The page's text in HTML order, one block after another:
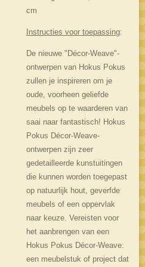
cm
Instructies voor toepassing:
De nieuwe "Décor-Weave"-
ontwerpen van Hokus Pokus
zullen je inspireren om je
oude, voorheen geliefde
meubels op te waarderen van
saai naar fantastisch! Hokus
Pokus Décor-Weave-
ontwerpen zijn zeer
gedetailleerde kunstuitingen
die kunnen worden toegepast
op natuurlijk hout, geverfde
meubels of een oppervlak
naar keuze. Vereisten voor
het aanbrengen van een
Hokus Pokus Décor-Weave:
een meubelstuk of project dat